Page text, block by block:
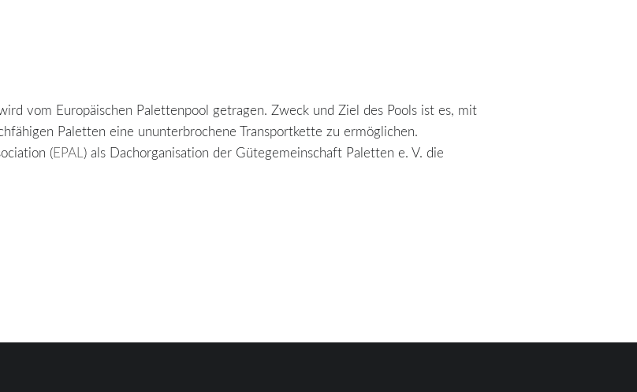
vom Europäischen Palettenpool getragen. Zweck und Ziel des Pools ist es, mit
Paletten eine ununterbrochene Transportkette zu ermöglichen.
(EPAL) als Dachorganisation der Gütegemeinschaft Paletten e. V. die